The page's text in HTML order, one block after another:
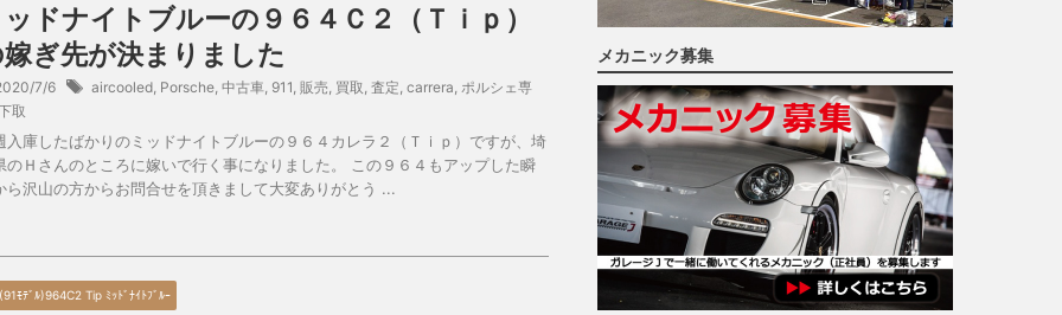
ドナイトブルーの９６４Ｃ２（Ｔｉｐ）
ぎ先が決まりました
7/6 aircooled Porsche 中古車 911 販売 買取 査定 carrera ポルシェ専
取
入庫したばかりのミッドナイトブルーの９６４カレラ２（Ｔｉｐ）ですが、埼
のＨさんのところに嫁いで行く事になりました。 この９６４もアップした瞬
ら沢山の方からお問合せを頂きまして大変ありがとう ...
ﾓﾃﾞﾙ)964C2 Tip ﾐｯﾄﾞﾅｲﾄﾌﾞﾙｰ
メカニック募集